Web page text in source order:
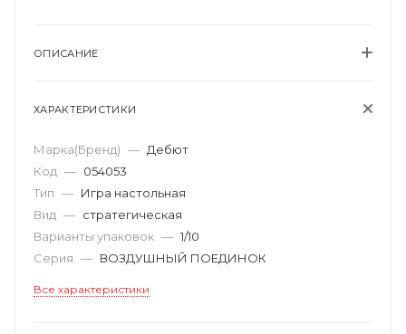
ОПИСАНИЕ
ХАРАКТЕРИСТИКИ
Марка(Бренд) — Дебют
Код — 054053
Тип — Игра настольная
Вид — стратегическая
Варианты упаковок — 1/10
Серия — ВОЗДУШНЫЙ ПОЕДИНОК
Все характеристики